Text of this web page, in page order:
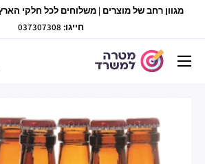
מגוון רחב של מוצרים | משלוחים לכל חלקי
חייגו: 037307308
מטרה